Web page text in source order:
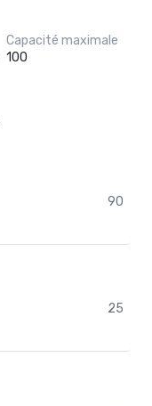
Capacité maximale
100
90
25